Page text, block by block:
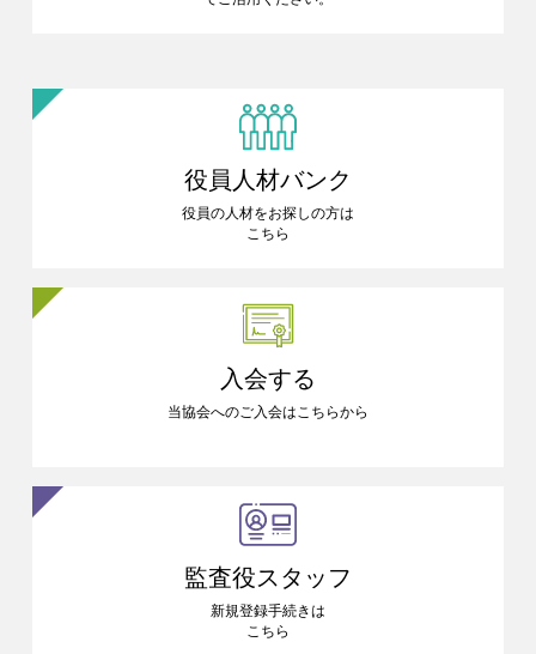
役員人材バンク
役員の人材をお探しの方は
こちら
入会する
当協会へのご入会はこちらから
監査役スタッフ
新規登録手続きは
こちら